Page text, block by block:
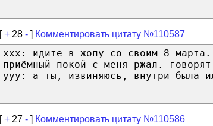
[+ 28 - ] Комментировать цитату №110587
xxx: идите в жопу со своим 8
приёмный покой с меня ржал.
yyy: а ты, извиняюсь, внутри была
[+ 27 - ] Комментировать цитату №110586